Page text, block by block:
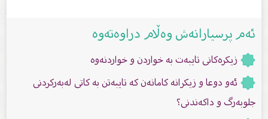
ئەم پرسیارانەش وەڵام دراوەتەوە
زیكرەکانى تایبەت بە خواردن و خواردنەوە
ئەو دوعا و زیکرانە کامانەن کە تایبەتن بە کاتى لەبەرکردنى
جلوبەرگ و داکەندنى؟